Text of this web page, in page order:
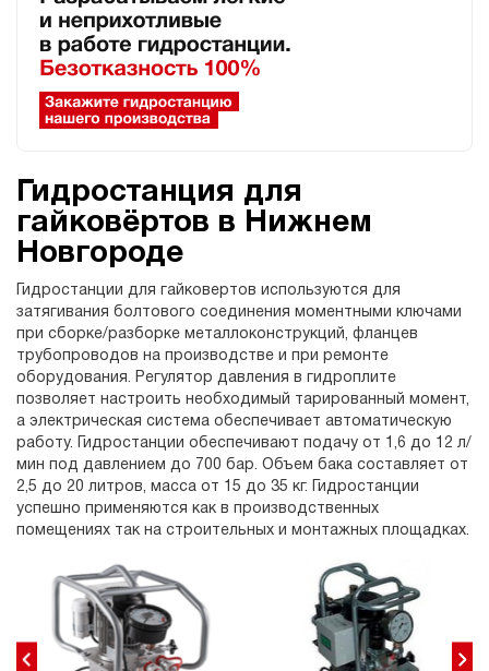
Гидростанция для
гайковёртов в Нижнем
Новгороде
Гидростанции для гайковертов используются для
затягивания болтового соединения моментными ключами
при сборке/разборке металлоконструкций, фланцев
трубопроводов на производстве и при ремонте
оборудования. Регулятор давления в гидроплите
позволяет настроить необходимый тарированный момент,
а электрическая система обеспечивает автоматическую
работу. Гидростанции обеспечивают подачу от 1,6 до 12 л/
мин под давлением до 700 бар. Объем бака составляет от
2,5 до 20 литров, масса от 15 до 35 кг. Гидростанции
успешно применяются как в производственных
помещениях так на строительных и монтажных площадках.